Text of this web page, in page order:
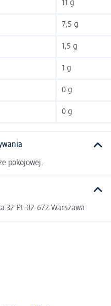
11 g
7,5 g
1,5 g
1 g
0 g
0 g
pokojowej.
32 PL-02-672 Warszawa